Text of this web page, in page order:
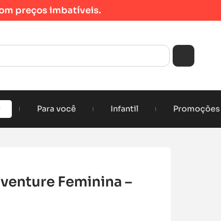
preços imbatíveis.
Para você Infantil Promoções
Feminina –